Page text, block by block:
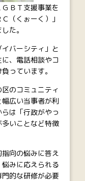
ＢＴ支援事業を
（くぉーく）」
た。
バーシティ」と
、電話相談やコ
っています。
のコミュニティ
広い当事者が利
は「行政がやっ
いことなど特徴
向の悩みに答え
みに応えられる
的な研修が必要